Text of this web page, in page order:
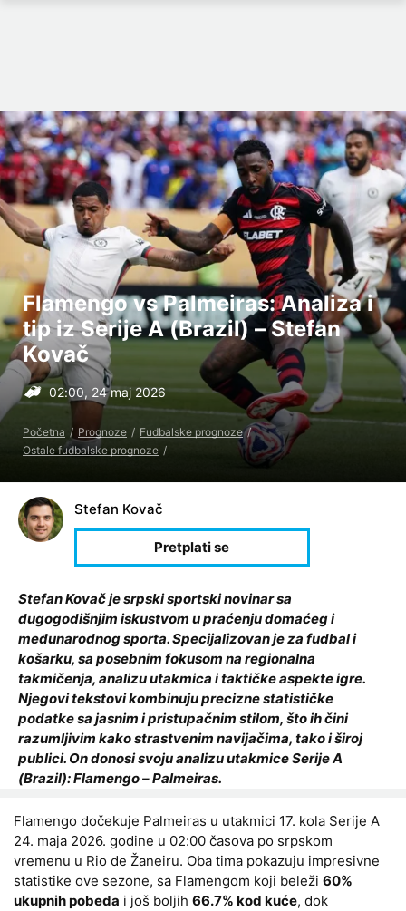
Flamengo vs Palmeiras: Analiza i
tip iz Serije A (Brazil) – Stefan
Kovač
02:00, 24 maj 2026
Početna Prognoze
Fudbalske prognoze
Ostale fudbalske prognoze
Stefan Kovač
Stefan Kovač je srpski sportski novinar sa
dugogodišnjim iskustvom u praćenju domaćeg i
međunarodnog sporta. Specijalizovan je za fudbal i
košarku, sa posebnim fokusom na regionalna
takmičenja, analizu utakmica i taktičke aspekte igre.
Njegovi tekstovi kombinuju precizne statističke
podatke sa jasnim i pristupačnim stilom, što ih čini
razumljivim kako strastvenim navijačima, tako i široj
publici. On donosi svoju analizu utakmice Serije A
(Brazil): Flamengo – Palmeiras.
Flamengo dočekuje Palmeiras u utakmici 17. kola Serije A
24. maja 2026. godine u 02:00 časova po srpskom
vremenu u Rio de Žaneiru. Oba tima pokazuju impresivne
statistike ove sezone, sa Flamengom koji beleži 60%
ukupnih pobeda i još boljih 66.7% kod kuće, dok